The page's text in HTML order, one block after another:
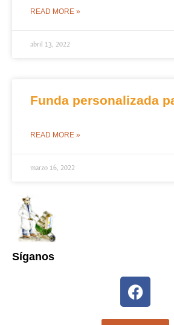
READ MORE »
abril 13, 2022
Funda personalizada
READ MORE »
marzo 16, 2022
Síganos